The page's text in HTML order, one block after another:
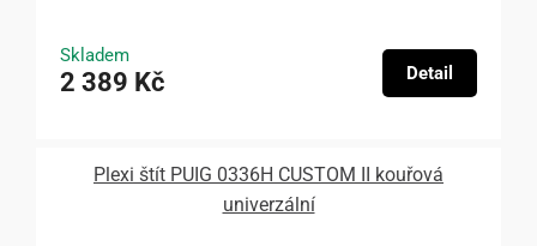
Skladem
2 389 Kč Detail
Plexi štít PUIG 0336H CUSTOM II kouřová
univerzální